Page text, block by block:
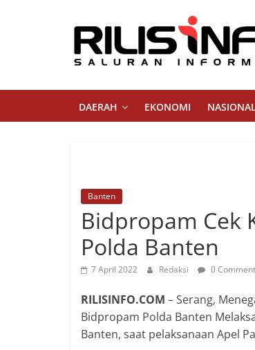
Rilis
Info
DAERAH EKONOMI
Banten
Bidpropam Cek
Polda Banten
7 April 2022 Redaksi 0
RILISINFO.COM – Serang,
Bidpropam Polda Banten
Banten, saat pelaksanaan Apel